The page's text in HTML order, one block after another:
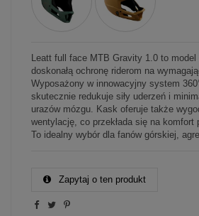
Leatt full face MTB Gravity 1.0 to
doskonałą ochronę riderom na
Wyposażony w innowacyjny system
skutecznie redukuje siły uderzeń i
urazów mózgu. Kask oferuje także
wentylację, co przekłada się na komfort
To idealny wybór dla fanów górskiej,
Zapytaj o ten produkt